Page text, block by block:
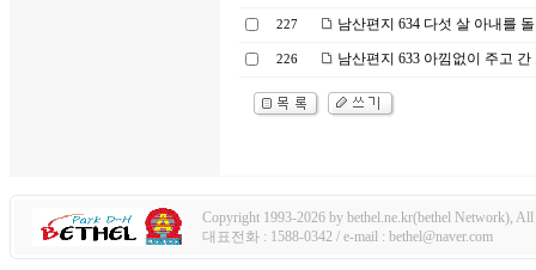
227 남산편지 634 다섯 살 아내를
226 남산편지 633 아낌없이 주고
Copyright 1993-2026 by bethel.ne.kr(bethel Network), All
대표전화 : 1588-0342 / e-mail : bethel@naver.com